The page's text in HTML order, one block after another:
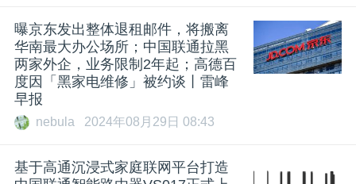
雷
峰
网
公
曝京东发出整体退租邮件，将搬离
华南最大办公场所； 中国联通拉黑
两家外企，业务限制2年起；高德百
度因「黑家电维修」被约谈丨雷峰
早报
nebula 2024年08月29日 08:43
基于高通沉浸式家庭联网平台打造